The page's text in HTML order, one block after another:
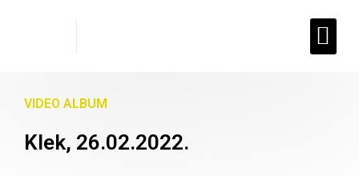
VIDEO ALBUM
Klek, 26.02.2022.